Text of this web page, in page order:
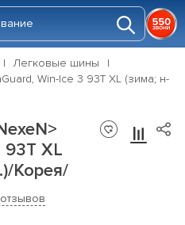
Легковые шины
Win-Ice 3 93T XL (зима; н-
93T XL
Корея/